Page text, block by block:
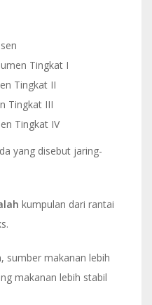
Tingkat I
Tingkat II
Tingkat III
Tingkat IV
yang disebut jaring-
kumpulan dari rantai
sumber makanan lebih
makanan lebih stabil